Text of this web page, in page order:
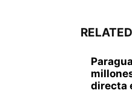
directa